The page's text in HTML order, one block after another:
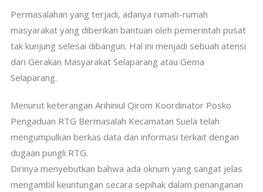
Permasalahan yang terjadi, adanya rumah-rumah
masyarakat yang diberikan bantuan oleh pemerintah pusat
tak kunjung selesai dibangun. Hal ini menjadi sebuah atensi
dari Gerakan Masyarakat Selaparang atau Gema
Selaparang.
Menurut keterangan Arihiniul Qirom Koordinator Posko
Pengaduan RTG Bermasalah Kecamatan Suela telah
mengumpulkan berkas data dan informasi terkait dengan
dugaan pungli RTG.
Dirinya menyebutkan bahwa ada oknum yang sangat jelas
mengambil keuntungan secara sepihak dalam penanganan